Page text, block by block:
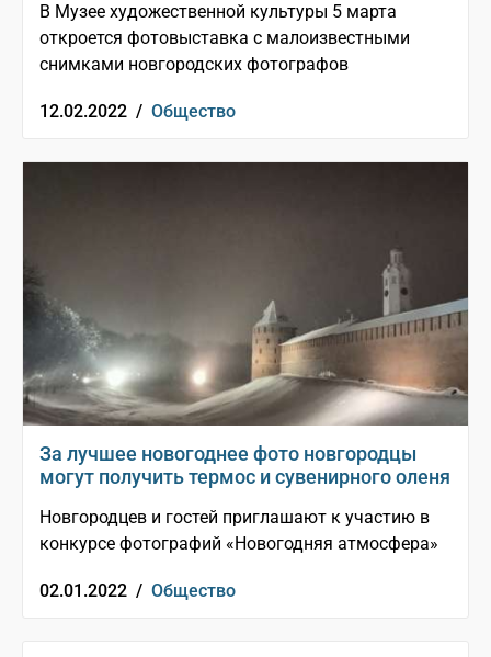
В Музее художественной культуры 5 марта
откроется фотовыставка с малоизвестными
снимками новгородских фотографов
12.02.2022 / Общество
За лучшее новогоднее фото новгородцы
могут получить термос и сувенирного оленя
Новгородцев и гостей приглашают к участию в
конкурсе фотографий «Новогодняя атмосфера»
02.01.2022 / Общество